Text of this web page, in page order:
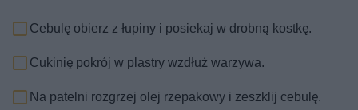
Cebulę obierz z łupiny i posiekaj w drobną kostkę.
Cukinię pokrój w plastry wzdłuż warzywa.
Na patelni rozgrzej olej rzepakowy i zeszklij cebulę.